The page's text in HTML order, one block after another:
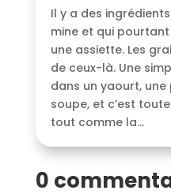
Il y a des
mine et qui
une assiette. Les
de ceux-là. Une
dans un yaourt,
soupe, et c’est
tout comme la...
0